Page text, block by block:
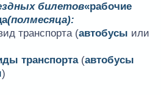
билетов«рабочие
(полмесяца):
транспорта (автобусы или
транспорта(автобусы
)